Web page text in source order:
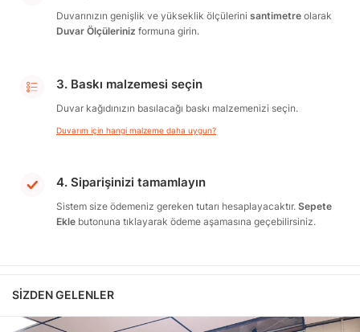
Duvarınızın genişlik ve yükseklik ölçülerini santimetre olarak
Duvar Ölçüleriniz formuna girin.
3. Baskı malzemesi seçin
Duvar kağıdınızın basılacağı baskı malzemenizi seçin.
Duvarım için hangi malzeme daha uygun?
4. Siparişinizi tamamlayın
Sistem size ödemeniz gereken tutarı hesaplayacaktır. Sepete
Ekle butonuna tıklayarak ödeme aşamasına geçebilirsiniz.
SIZDEN GELENLER